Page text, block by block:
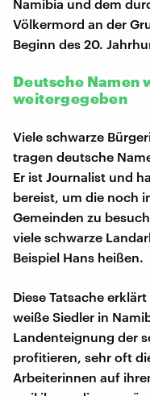
Namibia und dem
Völkermord an der
Beginn des 20.
Deutsche Namen
weitergegeben
Viele schwarze
tragen deutsche
Er ist Journalist und
bereist, um die noch
Gemeinden zu
viele schwarze
Beispiel Hans heißen.
Diese Tatsache
weiße Siedler in
Landenteignung der
profitieren, sehr oft
Arbeiterinnen auf